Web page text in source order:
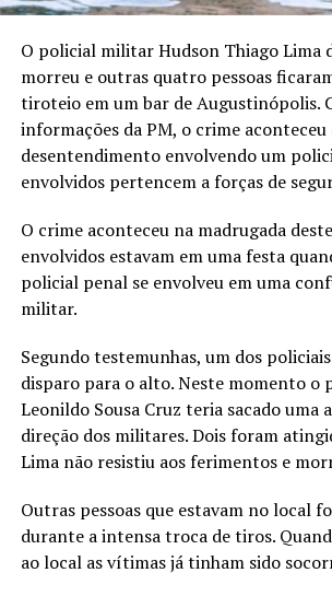
O policial militar Hudson Thiago Lima
morreu e outras quatro pessoas
tiroteio em um bar de Augustinópolis.
informações da PM, o crime aconteceu
desentendimento envolvendo um
envolvidos pertencem a forças de
O crime aconteceu na madrugada
envolvidos estavam em uma festa
policial penal se envolveu em uma
militar.
Segundo testemunhas, um dos
disparo para o alto. Neste momento o
Leonildo Sousa Cruz teria sacado uma
direção dos militares. Dois foram
Lima não resistiu aos ferimentos e
Outras pessoas que estavam no local
durante a intensa troca de tiros.
ao local as vítimas já tinham sido